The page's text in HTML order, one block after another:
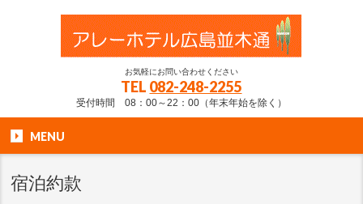
お気軽にお問い合わせください
TEL 082-248-2255
受付時間 08：00～22：00（年末年始を除く）
MENU
宿泊約款